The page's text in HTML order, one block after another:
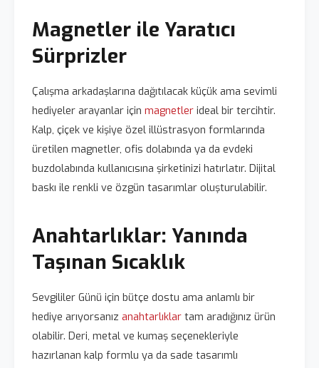
Magnetler ile Yaratıcı
Sürprizler
Çalışma arkadaşlarına dağıtılacak küçük ama sevimli
hediyeler arayanlar için magnetler ideal bir tercihtir.
Kalp, çiçek ve kişiye özel illüstrasyon formlarında
üretilen magnetler, ofis dolabında ya da evdeki
buzdolabında kullanıcısına şirketinizi hatırlatır. Dijital
baskı ile renkli ve özgün tasarımlar oluşturulabilir.
Anahtarlıklar: Yanında
Taşınan Sıcaklık
Sevgililer Günü için bütçe dostu ama anlamlı bir
hediye arıyorsanız anahtarlıklar tam aradığınız ürün
olabilir. Deri, metal ve kumaş seçenekleriyle
hazırlanan kalp formlu ya da sade tasarımlı